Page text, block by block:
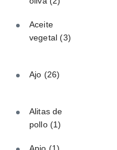
Aceite
vegetal(3)
Ajo (26)
Alitas de
pollo(1)
Apio (1)